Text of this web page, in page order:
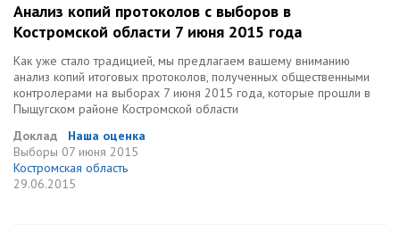
Анализ копий протоколов с выборов в
Костромской области 7 июня 2015 года
Как уже стало традицией, мы предлагаем вашему вниманию
анализ копий итоговых протоколов, полученных общественными
контролерами на выборах 7 июня 2015 года, которые прошли в
Пыщугском районе Костромской области
Доклад
Наша оценка
Выборы 07 июня 2015
Костромская область
29.06.2015